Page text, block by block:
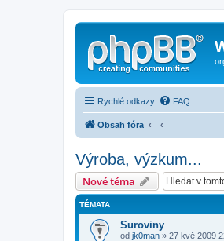
Rychlé odkazy FAQ
Obsah fóra
Výroba, výzkum...
Nové téma
TÉMATA
Suroviny
od jk0man » 27 kvě 2009